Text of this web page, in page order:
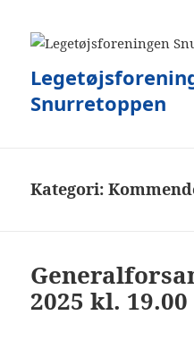
Snurretoppen
Kategori:
2025 kl. 19.00